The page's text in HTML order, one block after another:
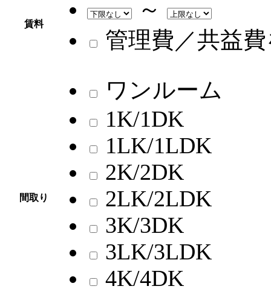
賃料
～
管理費／共益
間取り
ワンルーム
1K/1DK
1LK/1LDK
2K/2DK
2LK/2LDK
3K/3DK
3LK/3LDK
4K/4DK